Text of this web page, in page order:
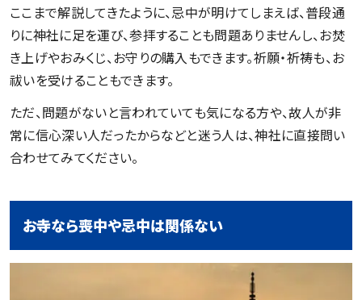
ここまで解説してきたように、忌中が明けてしまえば、普段通
りに神社に足を運び、参拝することも問題ありませんし、お焚
き上げやおみくじ、お守りの購入もできます。祈願・祈祷も、お
祓いを受けることもできます。
ただ、問題がないと言われていても気になる方や、故人が非
常に信心深い人だったからなどと迷う人は、神社に直接問い
合わせてみてください。
お寺なら喪中や忌中は関係ない